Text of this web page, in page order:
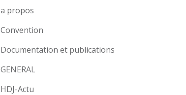
a propos
Convention
Documentation et publications
GENERAL
HDJ-Actu